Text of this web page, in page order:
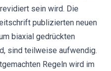
sein wird. Die
publizierten neuen
biaxial gedrückten
sind teilweise aufwendig.
Regeln wird im